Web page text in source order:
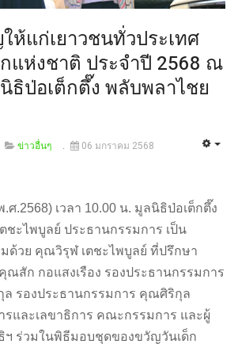
ห้แก่เยาวชนทั่วประเทศ
กแห่งชาติ ประจำปี 2568 ณ
ธิป่อเต็กตึ๊ง พลับพลาไชย
ข่าวอื่นๆ 06 มกราคม 2568
.2568) เวลา 10.00 น. มูลนิธิป่อเต็กตึ๊ง
ชะไพบูลย์ ประธานกรรมการ เป็น
ด้วย คุณวิรุฬ เตชะไพบูลย์ ที่ปรึกษา
ณสัก กอแสงเรือง รองประธานกรรมการ
รองประธานกรรมการ คุณศิริกุล
รและเลขาธิการ คณะกรรมการ และผู้
ฯ ร่วมในพิธีมอบชุดของขวัญวันเด็ก